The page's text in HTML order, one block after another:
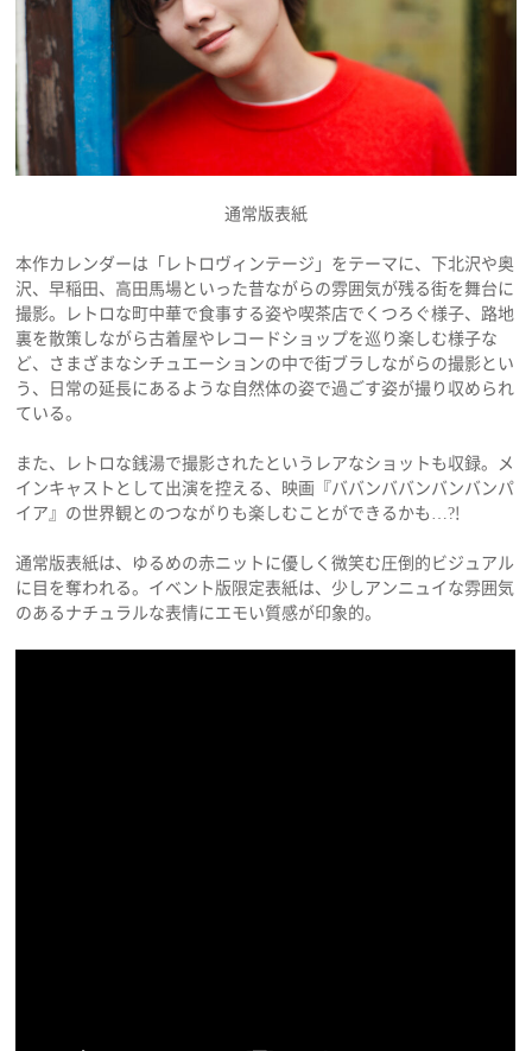
通常版表紙
本作カレンダーは「レトロヴィンテージ」をテーマに、下北沢や奥
沢、早稲田、高田馬場といった昔ながらの雰囲気が残る街を舞台に
撮影。レトロな町中華で食事する姿や喫茶店でくつろぐ様子、路地
裏を散策しながら古着屋やレコードショップを巡り楽しむ様子な
ど、さまざまなシチュエーションの中で街ブラしながらの撮影とい
う、日常の延長にあるような自然体の姿で過ごす姿が撮り収められ
ている。
また、レトロな銭湯で撮影されたというレアなショットも収録。メ
インキャストとして出演を控える、映画『ババンババンバンバンパ
イア』の世界観とのつながりも楽しむことができるかも…?!
通常版表紙は、ゆるめの赤ニットに優しく微笑む圧倒的ビジュアル
に目を奪われる。イベント版限定表紙は、少しアンニュイな雰囲気
のあるナチュラルな表情にエモい質感が印象的。